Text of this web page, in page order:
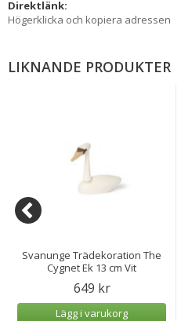
Direktlänk:
Högerklicka och kopiera adressen
LIKNANDE PRODUKTER
Svanunge Trädekoration The
Cygnet Ek 13 cm Vit
649 kr
Lägg i varukorg